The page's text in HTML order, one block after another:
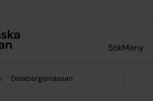
SökMeny
Dalabergsmässan